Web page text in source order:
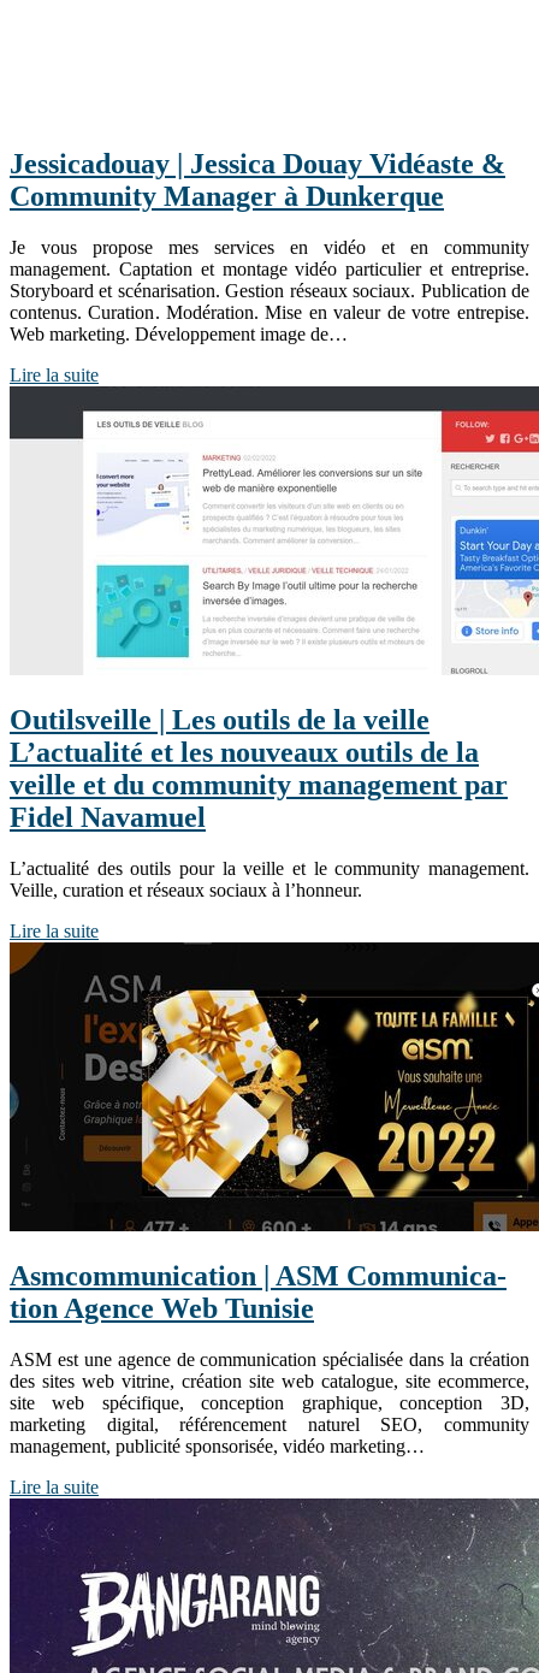
Jes­sica­douay | Jessica Douay Vidéaste &
Community Manager à Dunkerque
Je vous propose mes services en vidéo et en community
management. Captation et montage vidéo particulier et entreprise.
Storyboard et scénarisation. Gestion réseaux sociaux. Publication de
contenus. Curation. Modération. Mise en valeur de votre entrepise.
Web marketing. Développement image de…
Lire la suite
Ou­tilsveil­le | Les outils de la veille
L’actualité et les nouveaux outils de la
veille et du community management par
Fidel Navamuel
L’actualité des outils pour la veille et le community management.
Veille, curation et réseaux sociaux à l’honneur.
Lire la suite
Asmcom­munica­tion | ASM Com­munica­
tion Agence Web Tunisie
ASM est une agence de communication spécialisée dans la création
des sites web vitrine, création site web catalogue, site ecommerce,
site web spécifique, conception graphique, conception 3D,
marketing digital, référencement naturel SEO, community
management, publicité sponsorisée, vidéo marketing…
Lire la suite